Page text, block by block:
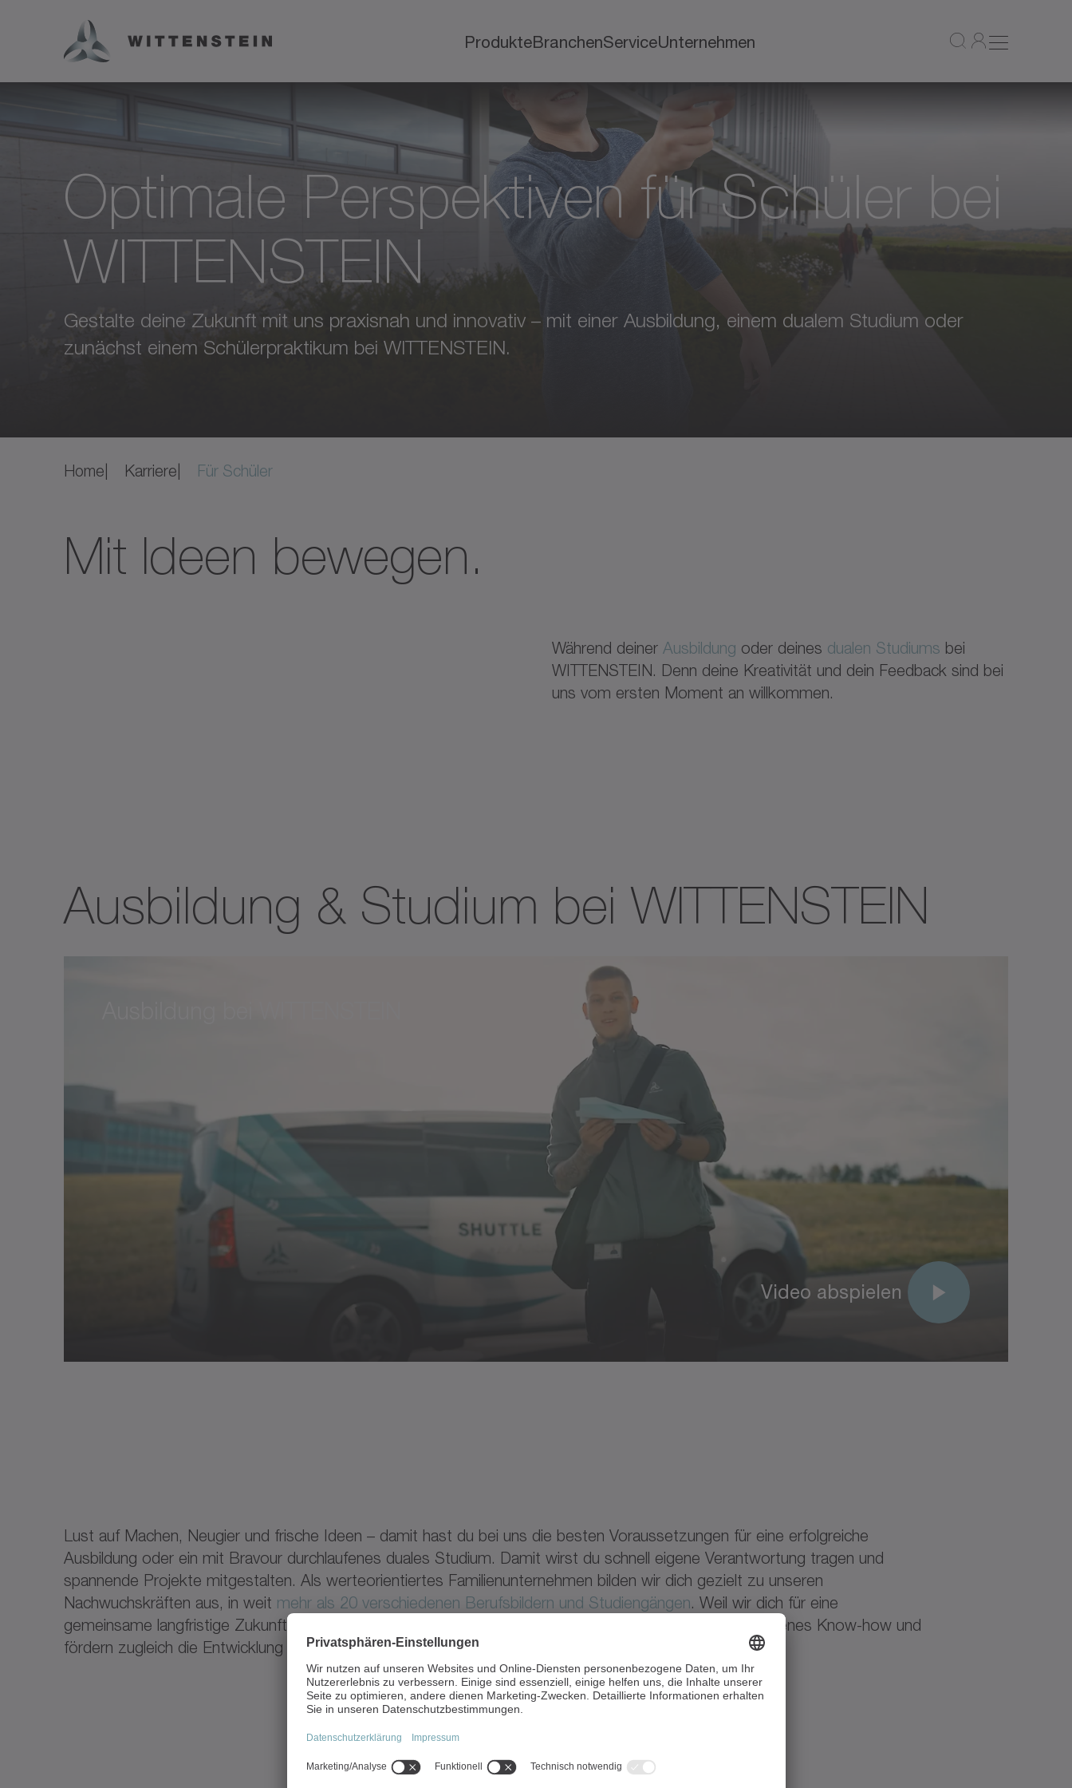
ProdukteBranchenServiceUnternehmen
Optimale Perspektiven für Schüler bei
WITTENSTEIN
Gestalte deine Zukunft mit uns praxisnah und innovativ – mit einer Ausbildung, einem dualem Studium oder
zunächst einem Schülerpraktikum bei WITTENSTEIN.
Home Karriere Für Schüler
Mit Ideen bewegen.
Während deiner Ausbildung oder deines dualen Studiums bei
WITTENSTEIN. Denn deine Kreativität und dein Feedback sind bei
uns vom ersten Moment an willkommen.
Ausbildung & Studium bei WITTENSTEIN
Video abspielen
Lust auf Machen, Neugier und frische Ideen – damit hast du bei uns die besten Voraussetzungen für eine erfolgreiche
Ausbildung oder ein mit Bravour durchlaufenes duales Studium. Damit wirst du schnell eigene Verantwortung tragen und
spannende Projekte mitgestalten. Als werteorientiertes Familienunternehmen bilden wir dich gezielt zu unseren
Nachwuchskräften aus, in weit mehr als 20 verschiedenen Berufsbildern und Studiengängen. Weil wir dich für eine
gemeinsame langfristige Zukunft gewinnen wollen, vermitteln wir mit innovativen Methoden berufsbezogenes Know-how und
fördern zugleich die Entwicklung deiner Persönlichkeit und Talente.